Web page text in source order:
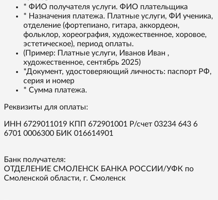
* ФИО получателя услуги. ФИО плательщика
* Назначения платежа. Платные услуги, ФИ ученика,
отделение (фортепиано, гитара, аккордеон,
фольклор, хореография, художественное, хоровое,
эстетическое), период оплаты.
(Пример: Платные услуги, Иванов Иван ,
художественное, сентябрь 2025)
*Документ, удостоверяющий личность: паспорт РФ,
серия и номер
* Сумма платежа.
Реквизиты для оплаты:
ИНН 6729011019 КПП 672901001 Р/счет 03234 643 6
6701 0006300 БИК 016614901
Банк получателя:
ОТДЕЛЕНИЕ СМОЛЕНСК БАНКА РОССИИ/УФК по
Смоленской области, г. Смоленск